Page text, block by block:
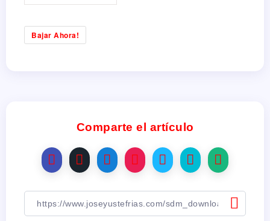
Bajar Ahora!
Comparte el artículo